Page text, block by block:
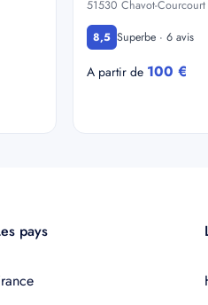
51530 Chavot-Courcourt
8,5 Superbe · 6 avis
A partir de 100 €
pays